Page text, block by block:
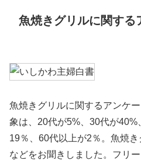
魚焼きグリルに関する
魚焼きグリルに関するアンケ
象は、20代が5%、30代が
19％、60代以上が2％。魚焼
などをお聞きしました。フリ